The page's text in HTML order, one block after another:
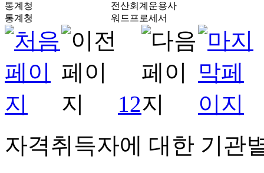
통계청
전산회계운용사
통계청
워드프로세서
12
자격취득자에 대한 기관